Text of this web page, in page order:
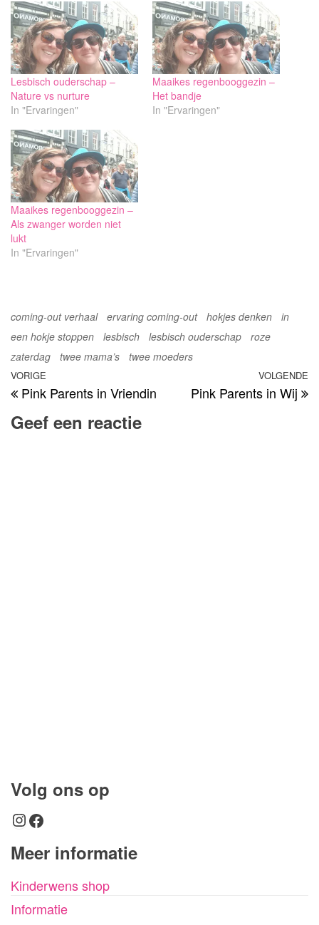
Lesbisch ouderschap –
Nature vs nurture
In "Ervaringen"
Maaikes regenbooggezin –
Het bandje
In "Ervaringen"
Maaikes regenbooggezin –
Als zwanger worden niet
lukt
In "Ervaringen"
coming-out verhaal ervaring coming-out hokjes denken
in
een hokje stoppen
lesbisch lesbisch ouderschap
roze
zaterdag
twee mama’s twee moeders
Bericht
navigatie
Vorig
bericht
VORIGE
Pink Parents in Vriendin
VOLGENDE
Pink Parents in Wij
Geef een reactie
Volg ons op
Instagram
Facebook
Meer informatie
Kinderwens shop
Informatie